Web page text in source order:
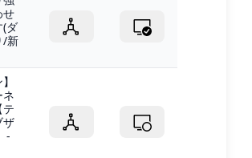
せ
(ダ
/新
ネ
テ
ザ
-